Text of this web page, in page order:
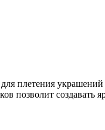
плетения
позволит создавать